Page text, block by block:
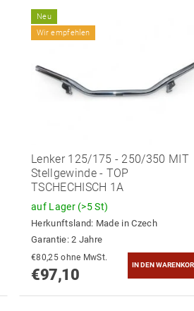
Neu
Wir empfehlen
Lenker 125/175 - 250/350 MIT
Stellgewinde - TOP
TSCHECHISCH 1A
auf Lager (>5 St)
Herkunftsland: Made in Czech
Garantie: 2 Jahre
€80,25 ohne MwSt.
€97,10